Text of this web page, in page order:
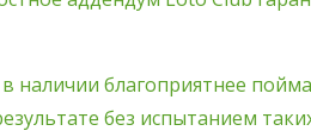
наличии благоприятнее
без испытанием